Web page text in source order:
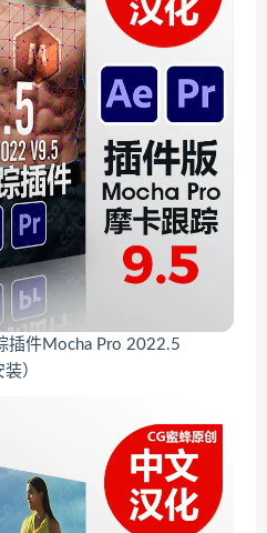
插件Mocha Pro 2022.5
）